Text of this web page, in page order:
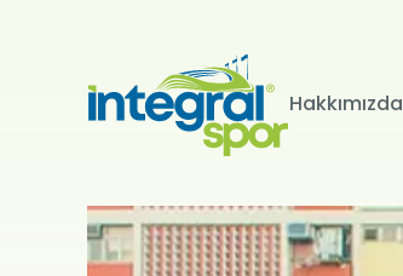
Hakkımızda
Projeleri Tüm Projeler